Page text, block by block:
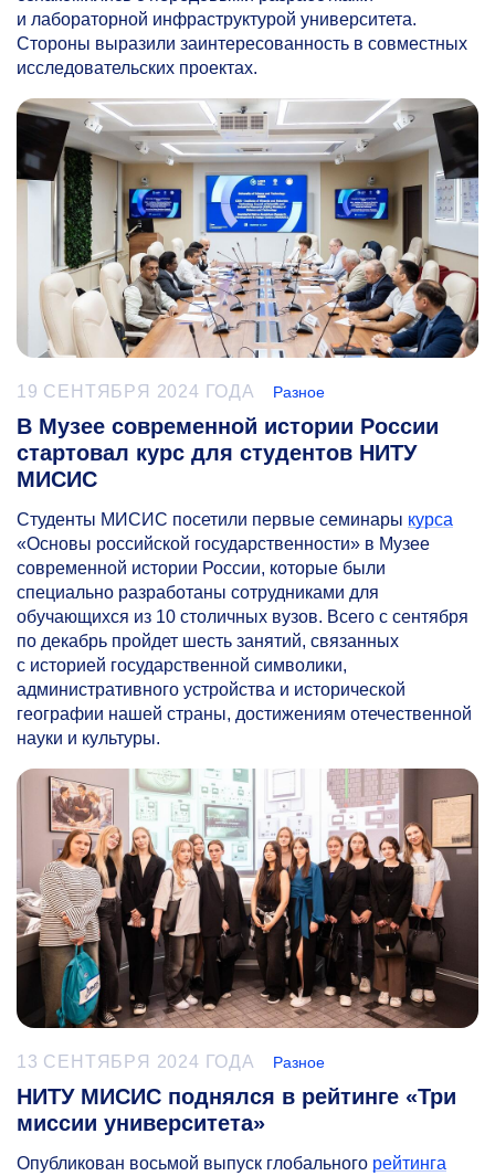
и лабораторной инфраструктурой университета.
Стороны выразили заинтересованность в совместных
исследовательских проектах.
19 СЕНТЯБРЯ 2024 ГОДА Разное
В Музее современной истории России
стартовал курс для студентов НИТУ
МИСИС
Студенты МИСИС посетили первые семинары курса
«Основы российской государственности» в Музее
современной истории России, которые были
специально разработаны сотрудниками для
обучающихся из 10 столичных вузов. Всего с сентября
по декабрь пройдет шесть занятий, связанных
с историей государственной символики,
административного устройства и исторической
географии нашей страны, достижениям отечественной
науки и культуры.
13 СЕНТЯБРЯ 2024 ГОДА Разное
НИТУ МИСИС поднялся в рейтинге «Три
миссии университета»
Опубликован восьмой выпуск глобального рейтинга